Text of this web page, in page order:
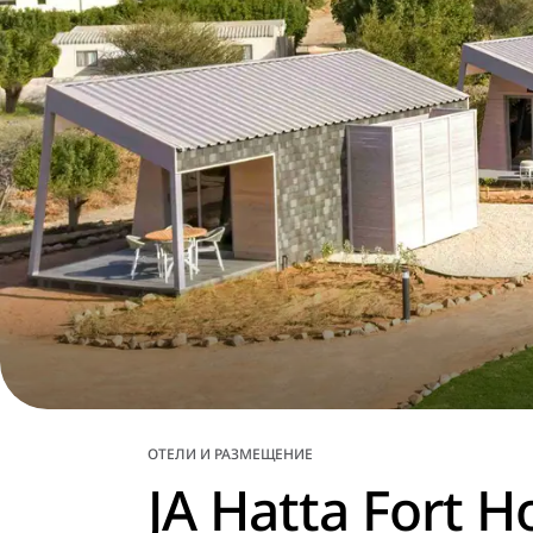
ОТЕЛИ И РАЗМЕЩЕНИЕ
JA Hatta Fort